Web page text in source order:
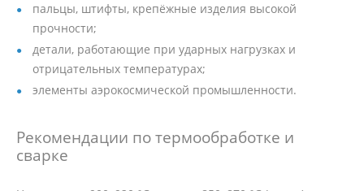
пальцы, штифты, крепёжные изделия высокой
прочности;
детали, работающие при ударных нагрузках и
отрицательных температурах;
элементы аэрокосмической промышленности.
Рекомендации по термообработке и
сварке